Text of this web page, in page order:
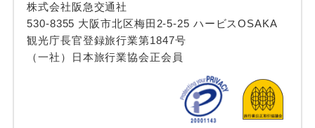
株式会社阪急交通社
530-8355 大阪市北区梅田2-5-25 ハービスOSAKA
観光庁長官登録旅行業第1847号
（一社）日本旅行業協会正会員